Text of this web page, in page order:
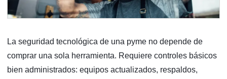
La seguridad tecnológica de una pyme no depende de
comprar una sola herramienta. Requiere controles básicos
bien administrados: equipos actualizados, respaldos,